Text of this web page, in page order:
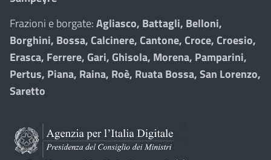
Frazioni e borgate:Agliasco, Battagli, Belloni,
Borghini, Bossa, Calcinere, Cantone, Croce, Croesio,
Erasca, Ferrere, Gari, Ghisola, Morena, Pamparini,
Pertus, Piana, Raina, Roè, Ruata Bossa, San Lorenzo,
Saretto